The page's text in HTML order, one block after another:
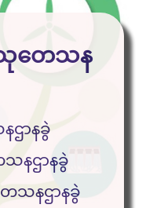
သုတေသန
ာနခွဲ
နဌာနခွဲ
ေသနဌာနခွဲ